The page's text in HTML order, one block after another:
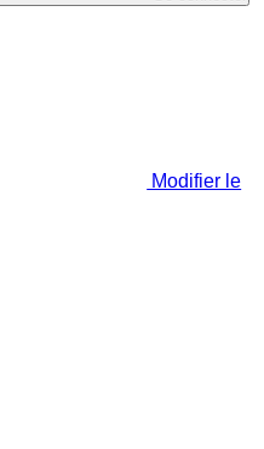
Modifier le